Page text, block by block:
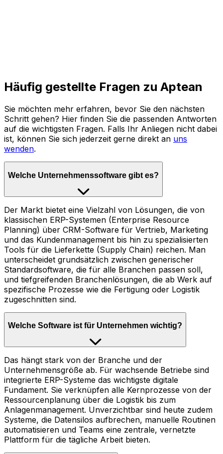
Häufig gestellte Fragen zu Aptean
Sie möchten mehr erfahren, bevor Sie den nächsten
Schritt gehen? Hier finden Sie die passenden Antworten
auf die wichtigsten Fragen. Falls Ihr Anliegen nicht dabei
ist, können Sie sich jederzeit gerne direkt an uns
wenden.
Welche Unternehmenssoftware gibt es?
Der Markt bietet eine Vielzahl von Lösungen, die von
klassischen ERP-Systemen (Enterprise Resource
Planning) über CRM-Software für Vertrieb, Marketing
und das Kundenmanagement bis hin zu spezialisierten
Tools für die Lieferkette (Supply Chain) reichen. Man
unterscheidet grundsätzlich zwischen generischer
Standardsoftware, die für alle Branchen passen soll,
und tiefgreifenden Branchenlösungen, die ab Werk auf
spezifische Prozesse wie die Fertigung oder Logistik
zugeschnitten sind.
Welche Software ist für Unternehmen wichtig?
Das hängt stark von der Branche und der
Unternehmensgröße ab. Für wachsende Betriebe sind
integrierte ERP-Systeme das wichtigste digitale
Fundament. Sie verknüpfen alle Kernprozesse von der
Ressourcenplanung über die Logistik bis zum
Anlagenmanagement. Unverzichtbar sind heute zudem
Systeme, die Datensilos aufbrechen, manuelle Routinen
automatisieren und Teams eine zentrale, vernetzte
Plattform für die tägliche Arbeit bieten.